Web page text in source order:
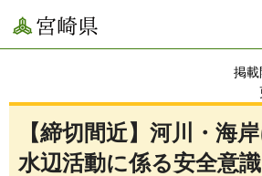
宮崎県
掲載
【締切間近】河川・海
水辺活動に係る安全意